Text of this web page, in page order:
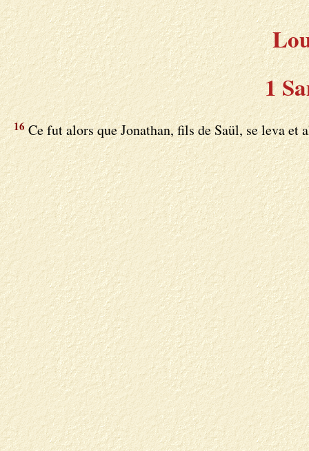
1
16Ce fut alors que Jonathan, fils de Saül, se leva